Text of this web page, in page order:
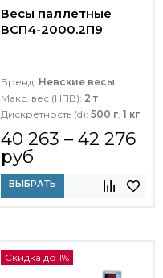
Весы паллетные
ВСП4-2000.2П9
Бренд: Невские весы
Макс. вес (НПВ): 2 т
Дискретность (d): 500 г, 1 кг
40 263 – 42 276
руб
ВЫБРАТЬ
Скидка до 1%